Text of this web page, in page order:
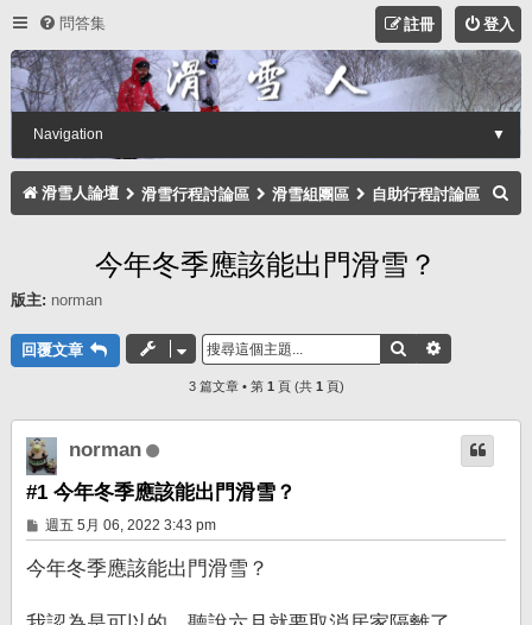
問答集 登入
註冊
Navigation ▼
滑雪人論壇 滑雪行程討論區 滑雪組團區 自助行程討論區
今年冬季應該能出門滑雪？
版主: norman
回覆文章 搜尋
3 篇文章 • 第 1 頁 (共 1 頁)
norman
#1 今年冬季應該能出門滑雪？
文
章
週五 5月 06, 2022 3:43 pm
今年冬季應該能出門滑雪？